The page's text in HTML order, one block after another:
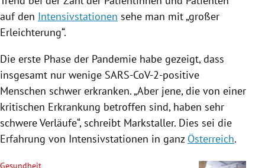
auf den Intensivstationen sehe man mit „großer
Erleichterung“.
Die erste Phase der Pandemie habe gezeigt, dass
insgesamt nur wenige SARS-CoV-2-positive
Menschen schwer erkranken.„Aber jene, die von einer
kritischen Erkrankung betroffen sind, haben sehr
schwere Verläufe“, schreibt Markstaller. Dies sei die
Erfahrung von Intensivstationen in ganz Österreich.
Gesundheit